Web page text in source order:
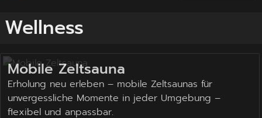
Wellness
Mobile Zeltsauna
Erholung neu erleben – mobile Zeltsaunas für
unvergessliche Momente in jeder Umgebung –
flexibel und anpassbar.